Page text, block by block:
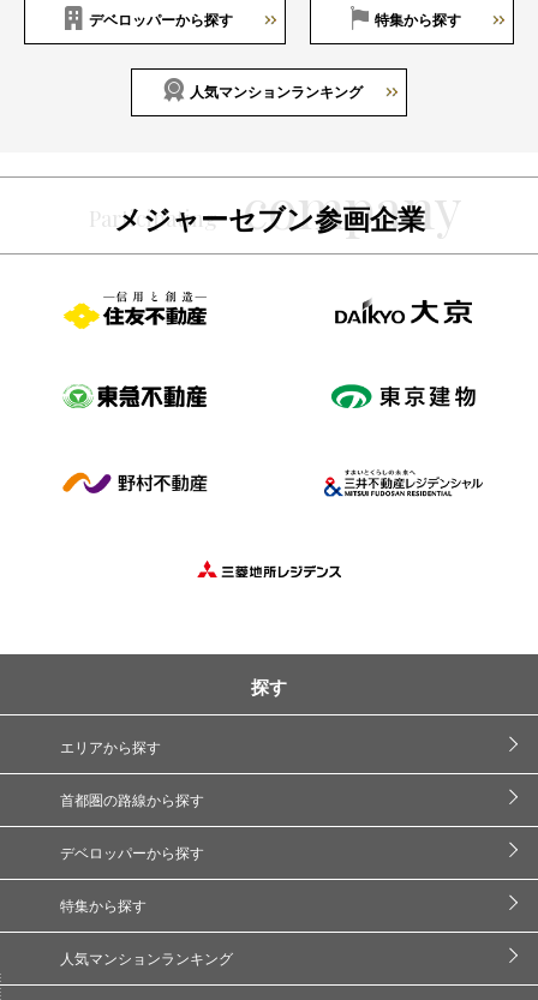
デベロッパーから探す 特集から探す
人気マンションランキング
メジャーセブン参画企業
探す
エリアから探す
首都圏の路線から探す
デベロッパーから探す
特集から探す
人気マンションランキング